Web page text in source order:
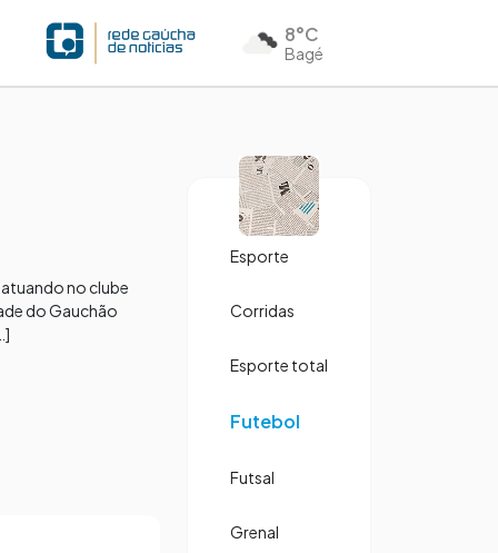
8°C
Bagé
no clube
do Gauchão
Esporte
Corridas
Esporte total
Futebol
Futsal
Grenal